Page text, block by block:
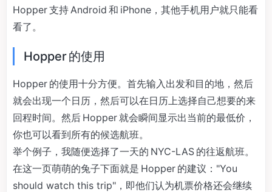
Hopper 支持 Android 和 iPhone，其他手机用户就只能看
看了。
Hopper 的使用
Hopper 的使用十分方便。首先输入出发和目的地，然后
就会出现一个日历，然后可以在日历上选择自己想要的来
回程时间。然后 Hopper 就会瞬间显示出当前的最低价，
你也可以看到所有的候选航班。
举个例子，我随便选择了一天的 NYC-LAS 的往返航班。
在这一页萌萌的兔子下面就是 Hopper 的建议："You
should watch this trip"，即他们认为机票价格还会继续